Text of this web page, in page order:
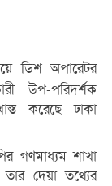
ডিশ অপারেটর
উপ-পরিদর্শক
করেছে ঢাকা
গণমাধ্যম শাখা
দেয়া তথ্যের